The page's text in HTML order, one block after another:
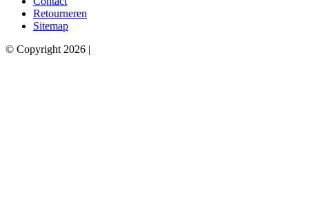
Retourneren
Sitemap
© Copyright 2026 |